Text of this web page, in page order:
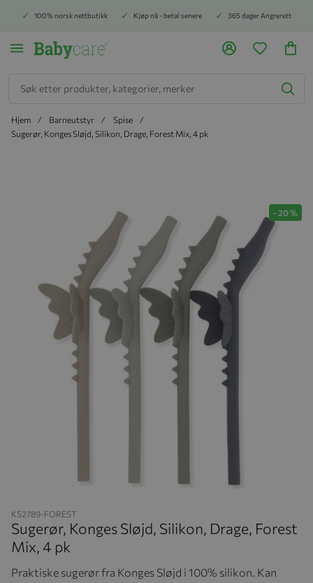
100% norsk nettbutikk Kjøp nå - betal senere 365 dager Angrerett
Hjem Barneutstyr
Spise
Sugerør, Konges Sløjd, Silikon, Drage, Forest Mix, 4 pk
Hopp til slutten av bildegalleriet -20 %
KS2789-FOREST
Sugerør, Konges Sløjd, Silikon, Drage, Forest
Mix, 4 pk
Praktiske sugerør fra Konges Sløjd i 100% silikon. Kan